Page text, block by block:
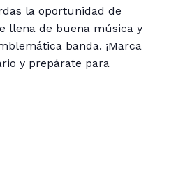
la oportunidad de
llena de buena música y
banda. ¡Marca
y prepárate para